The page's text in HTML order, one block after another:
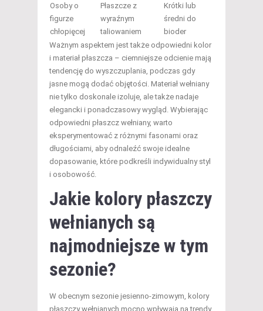
Osoby o
figurze
chłopięcej
Płaszcze z
wyraźnym
taliowaniem
Krótki lub
średni do
bioder
Ważnym aspektem jest także odpowiedni kolor
i materiał płaszcza – ciemniejsze odcienie mają
tendencję do wyszczuplania, podczas gdy
jasne mogą dodać objętości. Materiał wełniany
nie tylko doskonale izoluje, ale także nadaje
elegancki i ponadczasowy wygląd. Wybierając
odpowiedni płaszcz wełniany, warto
eksperymentować z różnymi fasonami oraz
długościami, aby odnaleźć swoje idealne
dopasowanie, które podkreśli indywidualny styl
i osobowość.
Jakie kolory płaszczy
wełnianych są
najmodniejsze w tym
sezonie?
W obecnym sezonie jesienno-zimowym, kolory
płaszczy wełnianych mocno wpływają na trendy